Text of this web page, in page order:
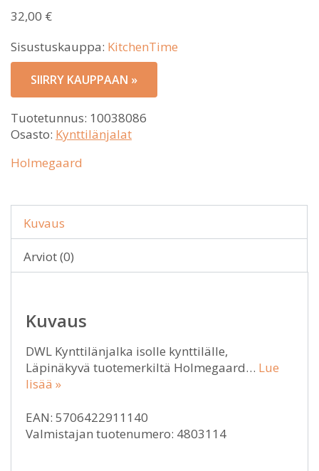
32,00 €
Sisustuskauppa: KitchenTime
SIIRRY KAUPPAAN »
Tuotetunnus: 10038086
Osasto: Kynttilänjalat
Holmegaard
Kuvaus
Arviot (0)
Kuvaus
DWL Kynttilänjalka isolle kynttilälle,
Läpinäkyvä tuotemerkiltä Holmegaard… Lue
lisää »
EAN: 5706422911140
Valmistajan tuotenumero: 4803114